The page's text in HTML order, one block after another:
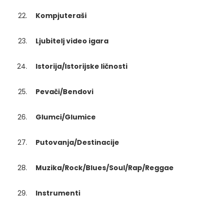
Kompjuteraši
Ljubitelj video igara
Istorija/Istorijske ličnosti
Pevači/Bendovi
Glumci/Glumice
Putovanja/Destinacije
Muzika/Rock/Blues/Soul/Rap/Reggae
Instrumenti